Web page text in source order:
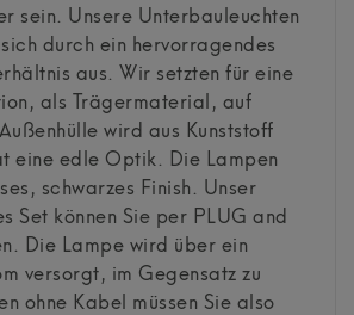
sein. Unsere Unterbauleuchten
durch ein hervorragendes
aus. Wir setzten für eine
als Trägermaterial, auf
wird aus Kunststoff
eine edle Optik. Die Lampen
schwarzes Finish. Unser
Set können Sie per PLUG and
Die Lampe wird über ein
versorgt, im Gegensatz zu
ohne Kabel müssen Sie also